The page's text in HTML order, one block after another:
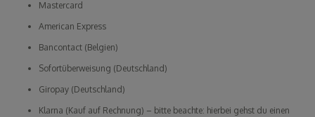
Mastercard
American Express
Bancontact (Belgien)
Sofortüberweisung (Deutschland)
Giropay (Deutschland)
Klarna (Kauf auf Rechnung) – bitte beachte: hierbei gehst du einen